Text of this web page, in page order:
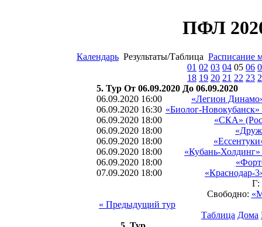
ПФЛ
Календарь Результаты/Таблица Расписание
01 02 03 04 05 06
18 19 20 21 22 23
5. Тур От 06.09.2020 До 06.09.2020
06.09.2020 16:00
«Легион
06.09.2020 16:30 «Биолог-
06.09.2020 18:00
«СКА»
06.09.2020 18:00
06.09.2020 18:00
06.09.2020 18:00
«Кубань-
06.09.2020 18:00
07.09.2020 18:00
«Краснодар-
Свободно:
« Предыдущий тур
Таблица Дома